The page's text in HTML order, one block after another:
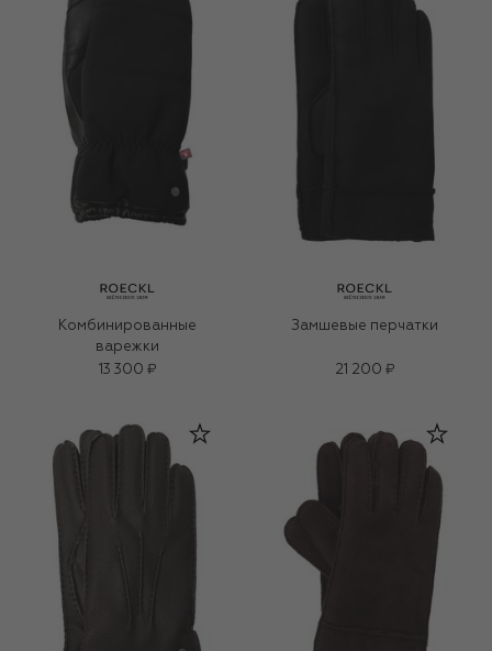
Комбинированные
варежки
13 300 ₽
Замшевые перчатки
21 200 ₽